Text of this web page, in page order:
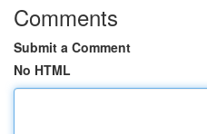
Comments
Submit a Comment
No HTML